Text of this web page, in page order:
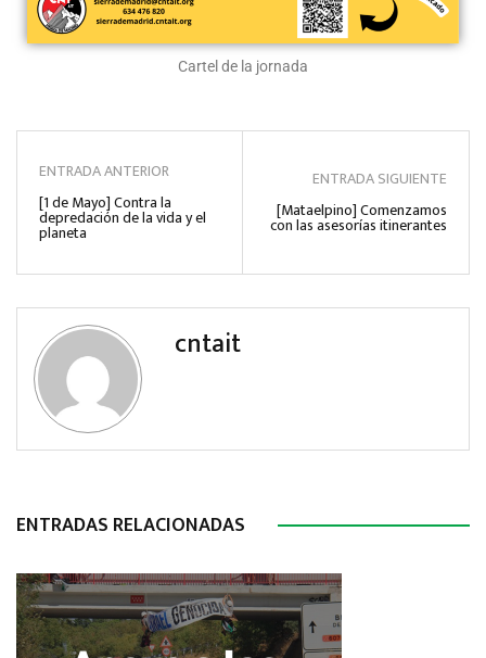
Cartel de la jornada
ENTRADA ANTERIOR
[1 de Mayo] Contra la
depredación de la vida y el
planeta
ENTRADA SIGUIENTE
[Mataelpino] Comenzamos
con las asesorías itinerantes
cntait
ENTRADAS RELACIONADAS